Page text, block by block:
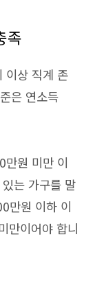
족
이상 직계 존
은 연소득
만원 미만 이
는 가구를 말
만원 이하 이
만이어야 합니